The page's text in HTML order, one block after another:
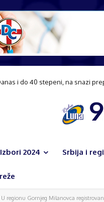
i do 40 stepeni, na snazi
Izbori 2024 Srbija i
regionu Gornjeg Milanovca